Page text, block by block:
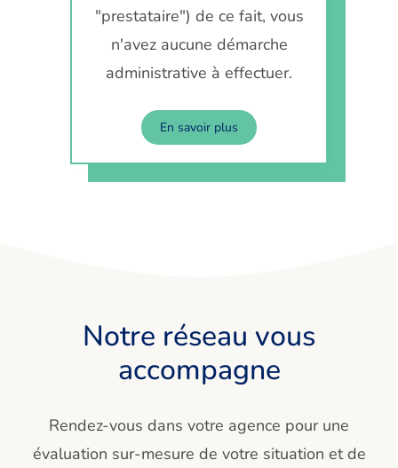
"prestataire") de ce fait, vous
n'avez aucune démarche
administrative à effectuer.
En savoir plus
Notre réseau vous
accompagne
Rendez-vous dans votre agence pour une
évaluation sur-mesure de votre situation et de